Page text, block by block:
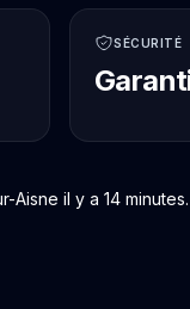
SÉCURITÉ
il y a 14 minutes.